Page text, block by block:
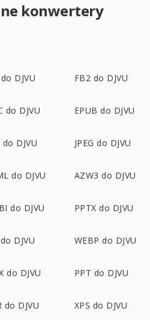
konwertery
do DJVU FB2 do DJVU
do DJVU EPUB do DJVU
do DJVU JPEG do DJVU
do DJVU AZW3 do DJVU
do DJVU PPTX do DJVU
DJVU WEBP do DJVU
do DJVU PPT do DJVU
do DJVU XPS do DJVU